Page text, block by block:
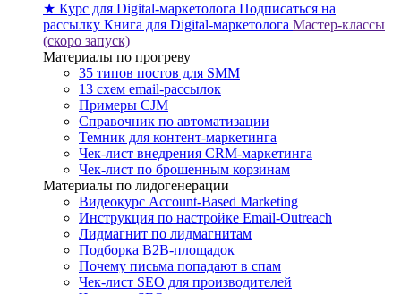
★ Курс для Digital-маркетолога Подписаться на
рассылку Книга для Digital-маркетолога Мастер-классы
(скоро запуск)
Материалы по прогреву
35 типов постов для SMM
13 схем email-рассылок
Примеры CJM
Справочник по автоматизации
Темник для контент-маркетинга
Чек-лист внедрения CRM-маркетинга
Чек-лист по брошенным корзинам
Материалы по лидогенерации
Видеокурс Account-Based Marketing
Инструкция по настройке Email-Outreach
Лидмагнит по лидмагнитам
Подборка B2B-площадок
Почему письма попадают в спам
Чек-лист SEO для производителей